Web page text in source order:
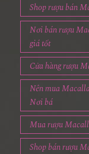
Shop rượu bán
Nơi bán rượu
giá tốt
Cửa hàng rượu
Nên mua
Nơi bá
Mua rượu
Shop bán rượu